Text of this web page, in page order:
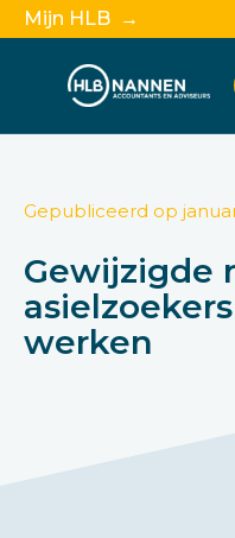
Mijn HLB →
Gepubliceerd op
Gewijzigde
werken